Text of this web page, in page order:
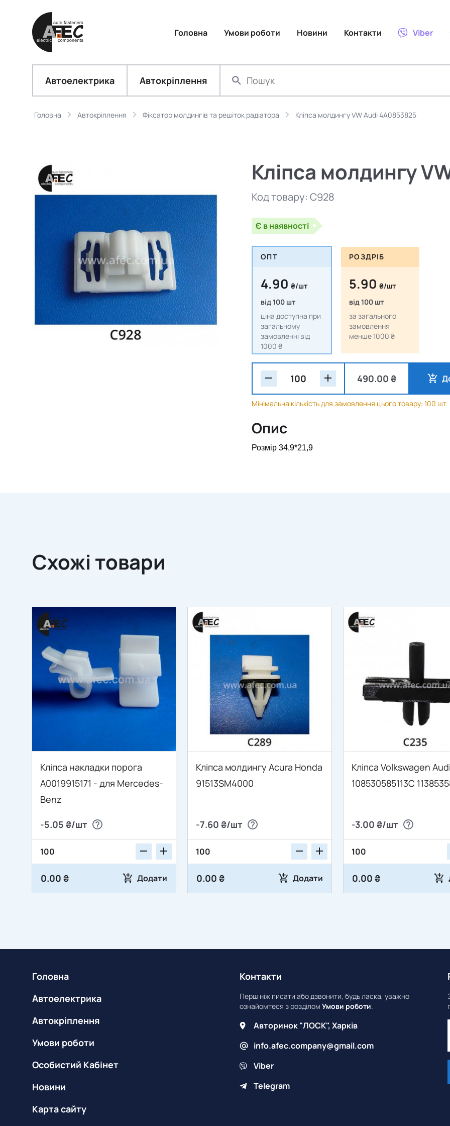
Головна Умови роботи Новини Контакти Viber
Автоелектрика Автокріплення
Головна Автокріплення Фіксатор молдингів та решіток радіатора Кліпса молдингу VW Audi 4A0853825
Кліпса молдингу
Код товару:C928
Є в наявності
ОПТ
4.90₴/шт
від 100 шт
ціна доступна при
загальному
замовленні від
1000 ₴
РОЗДРІБ
5.90₴/шт
від 100 шт
за загального
замовлення
менше 1000 ₴
490.00 ₴
Мінімальна кількість для замовлення цього товару: 100 шт.
Опис
Розмір 34,9*21,9
Схожі товари
Кліпса накладки порога
A0019915171 - для Mercedes-
Benz
-5.05 ₴/шт
0.00 ₴ Додати
Кліпса молдингу Acura Honda
91513SM4000
-7.60 ₴/шт
0.00 ₴ Додати
Кліпса Volkswagen Audi
108530585113C
-3.00 ₴/шт
0.00 ₴
Головна
Автоелектрика
Автокріплення
Умови роботи
Особистий Кабінет
Новини
Карта сайту
Контакти
Перш ніж писати або дзвонити, будь ласка, уважно
ознайомтеся з розділомУмови роботи.
Авторинок "ЛОСК", Харків
info.afec.company@gmail.com
Viber
Telegram